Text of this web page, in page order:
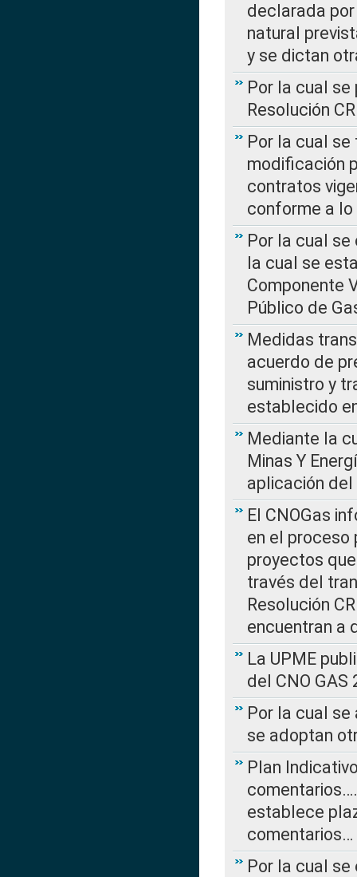
declarada
natural
y se dictan
Por la cual
Resolución
Por la cual
modificación
contratos
conforme a lo
Por la cual se
la cual se
Componente
Público de
Medidas
acuerdo de
suministro y
establecido
Mediante la
Minas Y
aplicación
El CNOGas
en el proceso
proyectos
través del
Resolución
encuentran a
La UPME
del CNO
Por la cual
se adoptan
Plan
establece
comentarios…
Por la cual